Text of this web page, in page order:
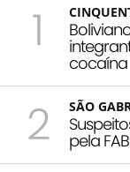
1
cocaína
2 SÃO
pela